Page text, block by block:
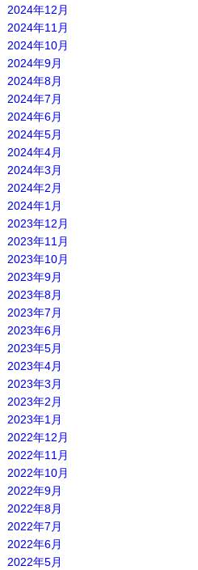
2024年12月
2024年11月
2024年10月
2024年9月
2024年8月
2024年7月
2024年6月
2024年5月
2024年4月
2024年3月
2024年2月
2024年1月
2023年12月
2023年11月
2023年10月
2023年9月
2023年8月
2023年7月
2023年6月
2023年5月
2023年4月
2023年3月
2023年2月
2023年1月
2022年12月
2022年11月
2022年10月
2022年9月
2022年8月
2022年7月
2022年6月
2022年5月